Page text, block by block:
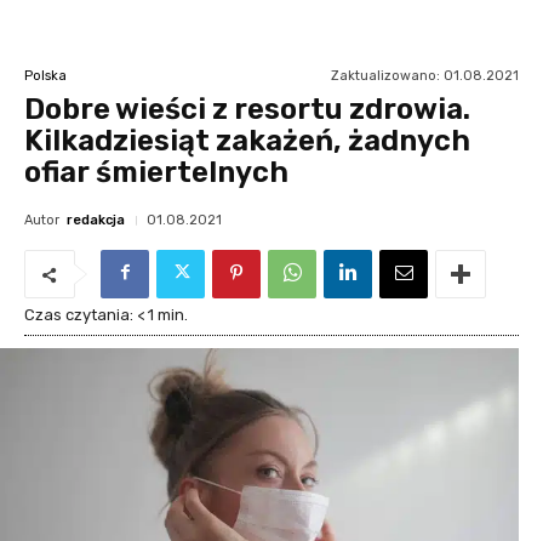
Polska Zaktualizowano: 01.08.2021
Dobre wieści z resortu zdrowia.
Kilkadziesiąt zakażeń, żadnych
ofiar śmiertelnych
Autor redakcja 01.08.2021
Czas czytania: < 1 min.